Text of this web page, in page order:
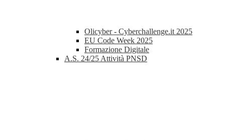
Olicyber - Cyberchallenge.it 2025
EU Code Week 2025
Formazione Digitale
A.S. 24/25 Attività PNSD